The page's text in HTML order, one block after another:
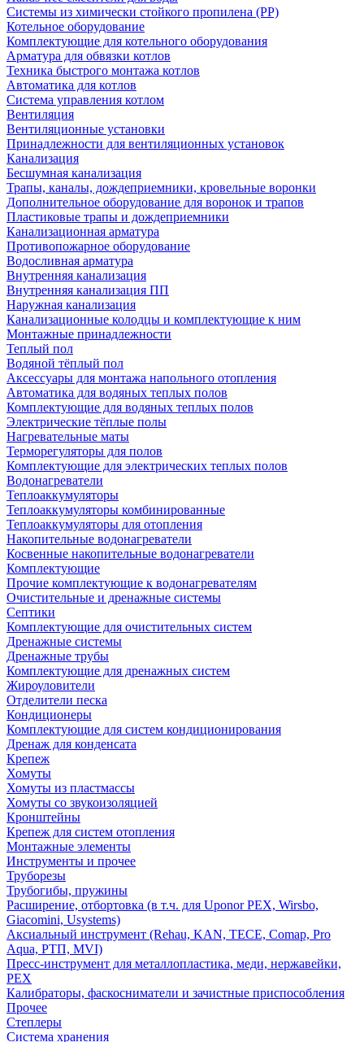
Системы из химически стойкого пропилена (PP)
Котельное оборудование
Комплектующие для котельного оборудования
Арматура для обвязки котлов
Техника быстрого монтажа котлов
Автоматика для котлов
Система управления котлом
Вентиляция
Вентиляционные установки
Принадлежности для вентиляционных установок
Канализация
Бесшумная канализация
Трапы, каналы, дождеприемники, кровельные воронки
Дополнительное оборудование для воронок и трапов
Пластиковые трапы и дождеприемники
Канализационная арматура
Противопожарное оборудование
Водосливная арматура
Внутренняя канализация
Внутренняя канализация ПП
Наружная канализация
Канализационные колодцы и комплектующие к ним
Монтажные принадлежности
Теплый пол
Водяной тёплый пол
Аксессуары для монтажа напольного отопления
Автоматика для водяных теплых полов
Комплектующие для водяных теплых полов
Электрические тёплые полы
Нагревательные маты
Терморегуляторы для полов
Комплектующие для электрических теплых полов
Водонагреватели
Теплоаккумуляторы
Теплоаккумуляторы комбинированные
Теплоаккумуляторы для отопления
Накопительные водонагреватели
Косвенные накопительные водонагреватели
Комплектующие
Прочие комплектующие к водонагревателям
Очистительные и дренажные системы
Септики
Комплектующие для очистительных систем
Дренажные системы
Дренажные трубы
Комплектующие для дренажных систем
Жироуловители
Отделители песка
Кондиционеры
Комплектующие для систем кондиционирования
Дренаж для конденсата
Крепеж
Хомуты
Хомуты из пластмассы
Хомуты со звукоизоляцией
Кронштейны
Крепеж для систем отопления
Монтажные элементы
Инструменты и прочее
Труборезы
Трубогибы, пружины
Расширение, отбортовка (в т.ч. для Uponor PEX, Wirsbo,
Giacomini, Usystems)
Аксиальный инструмент (Rehau, KAN, TECE, Comap, Pro
Aqua, РТП, MVI)
Пресс-инструмент для металлопластика, меди, нержавейки,
PEX
Калибраторы, фаскосниматели и зачистные приспособления
Прочее
Степлеры
Система хранения